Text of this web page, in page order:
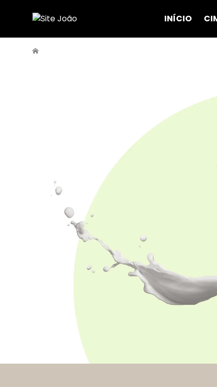
INÍCIO